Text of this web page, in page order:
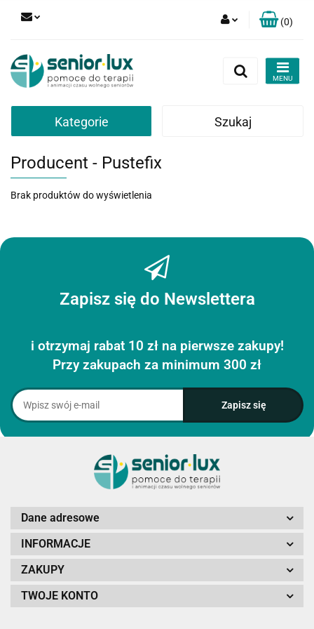
Zarejestruj się
Zgody cookies
(0)
Kategorie Szukaj
Producent - Pustefix
Brak produktów do wyświetlenia
Zapisz się do Newslettera
i otrzymaj rabat 10 zł na pierwsze zakupy!
Przy zakupach za minimum 300 zł
Dane adresowe
INFORMACJE
ZAKUPY
TWOJE KONTO